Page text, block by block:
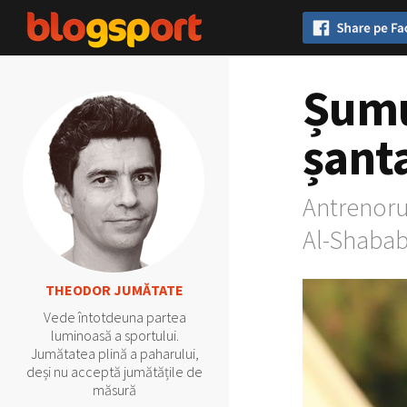
THEODOR JUMĂTATE
Vede întotdeuna partea
luminoasă a sportului.
Jumătatea plină a paharului,
deși nu acceptă jumătățile de
măsură
Al-